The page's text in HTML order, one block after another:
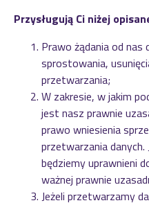
Przysługują Ci niżej
Prawo żądania od nas
sprostowania,
przetwarzania;
W zakresie, w jakim
jest nasz prawnie
prawo wniesienia
przetwarzania danych.
będziemy uprawnieni
ważnej prawnie
Jeżeli przetwarzamy